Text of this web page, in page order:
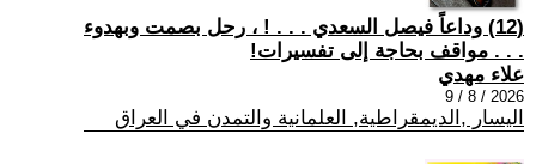
(12) وداعاً فيصل السعدي . . . ! ، رحل بصمت وبهدوء
. . . مواقف بحاجة إلى تفسيرات!
علاء مهدي
2026 / 8 / 9
اليسار ,الديمقراطية, العلمانية والتمدن في العراق